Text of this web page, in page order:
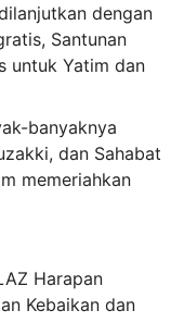
dengan
Santunan
untuk Yatim dan
banyaknya
dan Sahabat
memeriahkan
Harapan
Kebaikan dan